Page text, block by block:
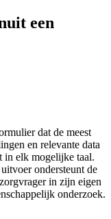
een
dat de meest
en relevante data
in elk mogelijke taal.
ondersteunt de
in zijn eigen
onderzoek.